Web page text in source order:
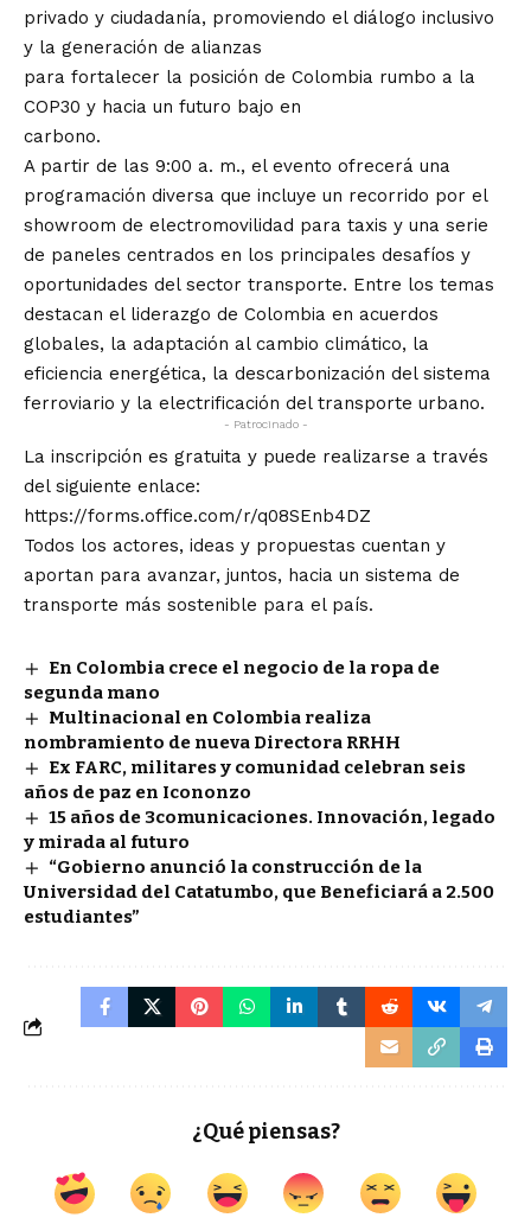
privado y ciudadanía, promoviendo el diálogo inclusivo
y la generación de alianzas
para fortalecer la posición de Colombia rumbo a la
COP30 y hacia un futuro bajo en
carbono.
A partir de las 9:00 a. m., el evento ofrecerá una
programación diversa que incluye un recorrido por el
showroom de electromovilidad para taxis y una serie
de paneles centrados en los principales desafíos y
oportunidades del sector transporte. Entre los temas
destacan el liderazgo de Colombia en acuerdos
globales, la adaptación al cambio climático, la
eficiencia energética, la descarbonización del sistema
ferroviario y la electrificación del transporte urbano.
- Patrocinado -
La inscripción es gratuita y puede realizarse a través
del siguiente enlace:
https://forms.office.com/r/q08SEnb4DZ
Todos los actores, ideas y propuestas cuentan y
aportan para avanzar, juntos, hacia un sistema de
transporte más sostenible para el país.
En Colombia crece el negocio de la ropa de
segunda mano
Multinacional en Colombia realiza
nombramiento de nueva Directora RRHH
Ex FARC, militares y comunidad celebran seis
años de paz en Icononzo
15 años de 3comunicaciones. Innovación, legado
y mirada al futuro
“Gobierno anunció la construcción de la
Universidad del Catatumbo, que Beneficiará a 2.500
estudiantes”
¿Qué piensas?